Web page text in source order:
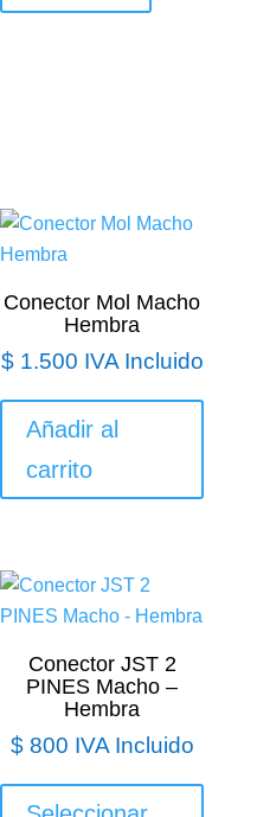
Conector Mol Macho
Hembra
$1.500 IVA Incluido
Añadir al
carrito
Conector JST 2
PINES Macho –
Hembra
$800 IVA Incluido